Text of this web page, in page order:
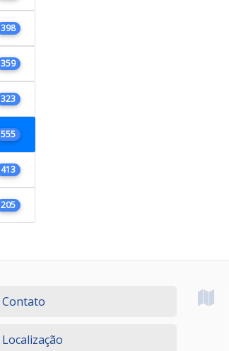
398
359
323
555
413
205
Contato
Localização